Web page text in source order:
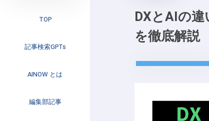
TOP
記事検索GPTs
AINOW とは
編集部記事
注目のニュース
DXとAIの
を徹底解説